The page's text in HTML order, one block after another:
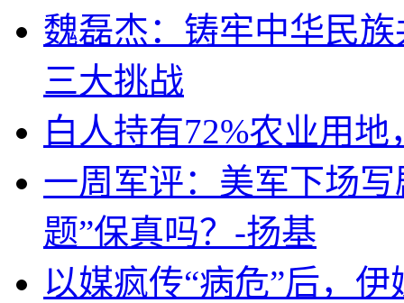
魏磊杰：铸牢中华民
三大挑战
白人持有72%农业用
一周军评：美军下场
题”保真吗？-扬基
以媒疯传“病危”后，